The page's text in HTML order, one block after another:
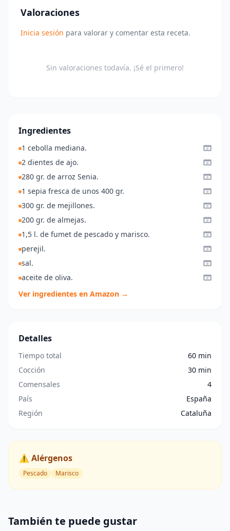
Valoraciones
Inicia sesión para valorar y comentar esta receta.
Sin valoraciones todavía. ¡Sé el primero!
Ingredientes
1 cebolla mediana.
2 dientes de ajo.
280 gr. de arroz Senia.
1 sepia fresca de unos 400 gr.
300 gr. de mejillones.
200 gr. de almejas.
1,5 l. de fumet de pescado y marisco.
perejil.
sal.
aceite de oliva.
Ver ingredientes en Amazon →
Detalles
Tiempo total
60 min
Cocción
30 min
Comensales
4
País
España
Región
Cataluña
⚠️ Alérgenos
Pescado Marisco
También te puede gustar